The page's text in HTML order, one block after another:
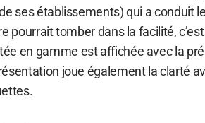
ses établissements) qui a conduit
pourrait tomber dans la facilité,
en gamme est affichée avec la
joue également la clarté